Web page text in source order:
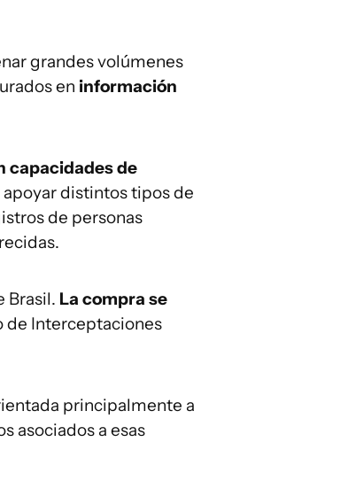
grandes volúmenes
en información
capacidades de
distintos tipos de
de personas
Brasil. La compra se
de Interceptaciones
principalmente a
asociados a esas